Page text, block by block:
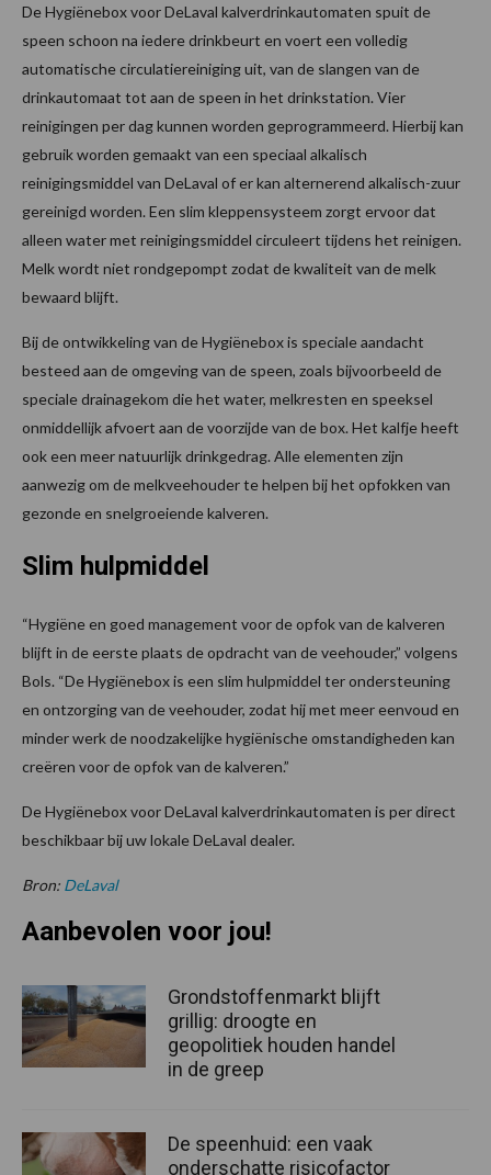
De Hygiënebox voor DeLaval kalverdrinkautomaten spuit de
speen schoon na iedere drinkbeurt en voert een volledig
automatische circulatiereiniging uit, van de slangen van de
drinkautomaat tot aan de speen in het drinkstation. Vier
reinigingen per dag kunnen worden geprogrammeerd. Hierbij kan
gebruik worden gemaakt van een speciaal alkalisch
reinigingsmiddel van DeLaval of er kan alternerend alkalisch-zuur
gereinigd worden. Een slim kleppensysteem zorgt ervoor dat
alleen water met reinigingsmiddel circuleert tijdens het reinigen.
Melk wordt niet rondgepompt zodat de kwaliteit van de melk
bewaard blijft.
Bij de ontwikkeling van de Hygiënebox is speciale aandacht
besteed aan de omgeving van de speen, zoals bijvoorbeeld de
speciale drainagekom die het water, melkresten en speeksel
onmiddellijk afvoert aan de voorzijde van de box. Het kalfje heeft
ook een meer natuurlijk drinkgedrag. Alle elementen zijn
aanwezig om de melkveehouder te helpen bij het opfokken van
gezonde en snelgroeiende kalveren.
Slim hulpmiddel
“Hygiëne en goed management voor de opfok van de kalveren
blijft in de eerste plaats de opdracht van de veehouder,” volgens
Bols. “De Hygiënebox is een slim hulpmiddel ter ondersteuning
en ontzorging van de veehouder, zodat hij met meer eenvoud en
minder werk de noodzakelijke hygiënische omstandigheden kan
creëren voor de opfok van de kalveren.”
De Hygiënebox voor DeLaval kalverdrinkautomaten is per direct
beschikbaar bij uw lokale DeLaval dealer.
Bron: DeLaval
Aanbevolen voor jou!
Grondstoffenmarkt blijft
grillig: droogte en
geopolitiek houden handel
in de greep
De speenhuid: een vaak
onderschatte risicofactor